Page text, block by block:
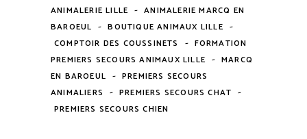
ANIMALERIE LILLE - ANIMALERIE MARCQ EN
BAROEUL - BOUTIQUE ANIMAUX LILLE -
COMPTOIR DES COUSSINETS - FORMATION
PREMIERS SECOURS ANIMAUX LILLE - MARCQ
EN BAROEUL - PREMIERS SECOURS
ANIMALIERS - PREMIERS SECOURS CHAT -
PREMIERS SECOURS CHIEN